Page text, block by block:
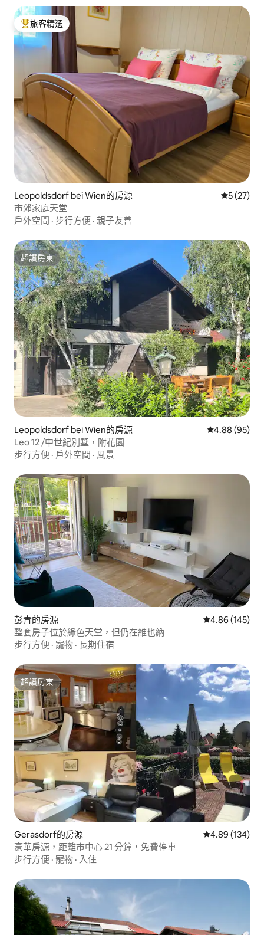
旅客精選榜首
旅客精選
Leopoldsdorf bei Wien的房源 從 27 則評
5 (27)
市郊家庭天堂
戶外空間 · 步行方便 · 親子友善
超讚房東
超讚房東
Leopoldsdorf bei Wien的房源 從 95 則評價
4.88 (95)
Leo 12 /中世紀別墅，附花園
步行方便 · 戶外空間 · 風景
彭青的房源 從 145 則評價
4.86 (145)
整套房子位於綠色天堂，但仍在維也納
步行方便 · 寵物 · 長期住宿
超讚房東
超讚房東
Gerasdorf的房源 從 134 則評價
4.89 (134)
豪華房源，距離市中心 21 分鐘，免費停車
步行方便 · 寵物 · 入住